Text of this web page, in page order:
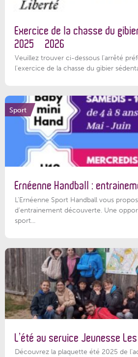
Exercice de la chasse du
2025 – 2026
Veuillez trouver ci-dessous l'arrêté
l'exercice de la chasse du gibier
Sport
Ernéenne Handball :
L'Ernéenne Sport Handball vous
d'entrainement découverte. Une
sport...
L’été au service Jeunesse
Découvrez la plaquette été 2025 de